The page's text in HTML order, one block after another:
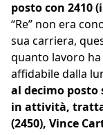
posto con 2410
“Re” non era
sua carriera,
quanto lavoro
affidabile dalla
al decimo
in attività,
(2450), Vince